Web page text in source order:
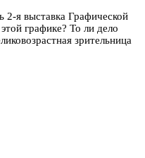
я выставка Графической
графике? То ли дело
зрительница